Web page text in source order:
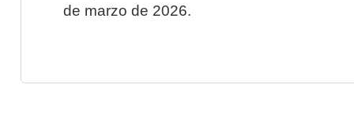
de marzo de 2026.